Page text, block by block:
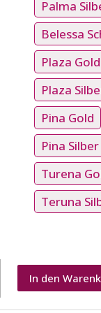
Palma
Belessa
Plaza Gold
Plaza
Pina Gold
Pina Silber
Turena
Teruna
In den